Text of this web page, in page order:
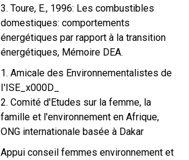
3. Toure, E., 1996: Les combustibles
domestiques: comportements
énergétiques par rapport à la transition
énergétiques, Mémoire DEA.
1. Amicale des Environnementalistes de
I'ISE_x000D_
2. Comité d'Etudes sur la femme, la
famille et l'environnement en Afrique,
ONG internationale basée à Dakar
Appui conseil femmes environnement et